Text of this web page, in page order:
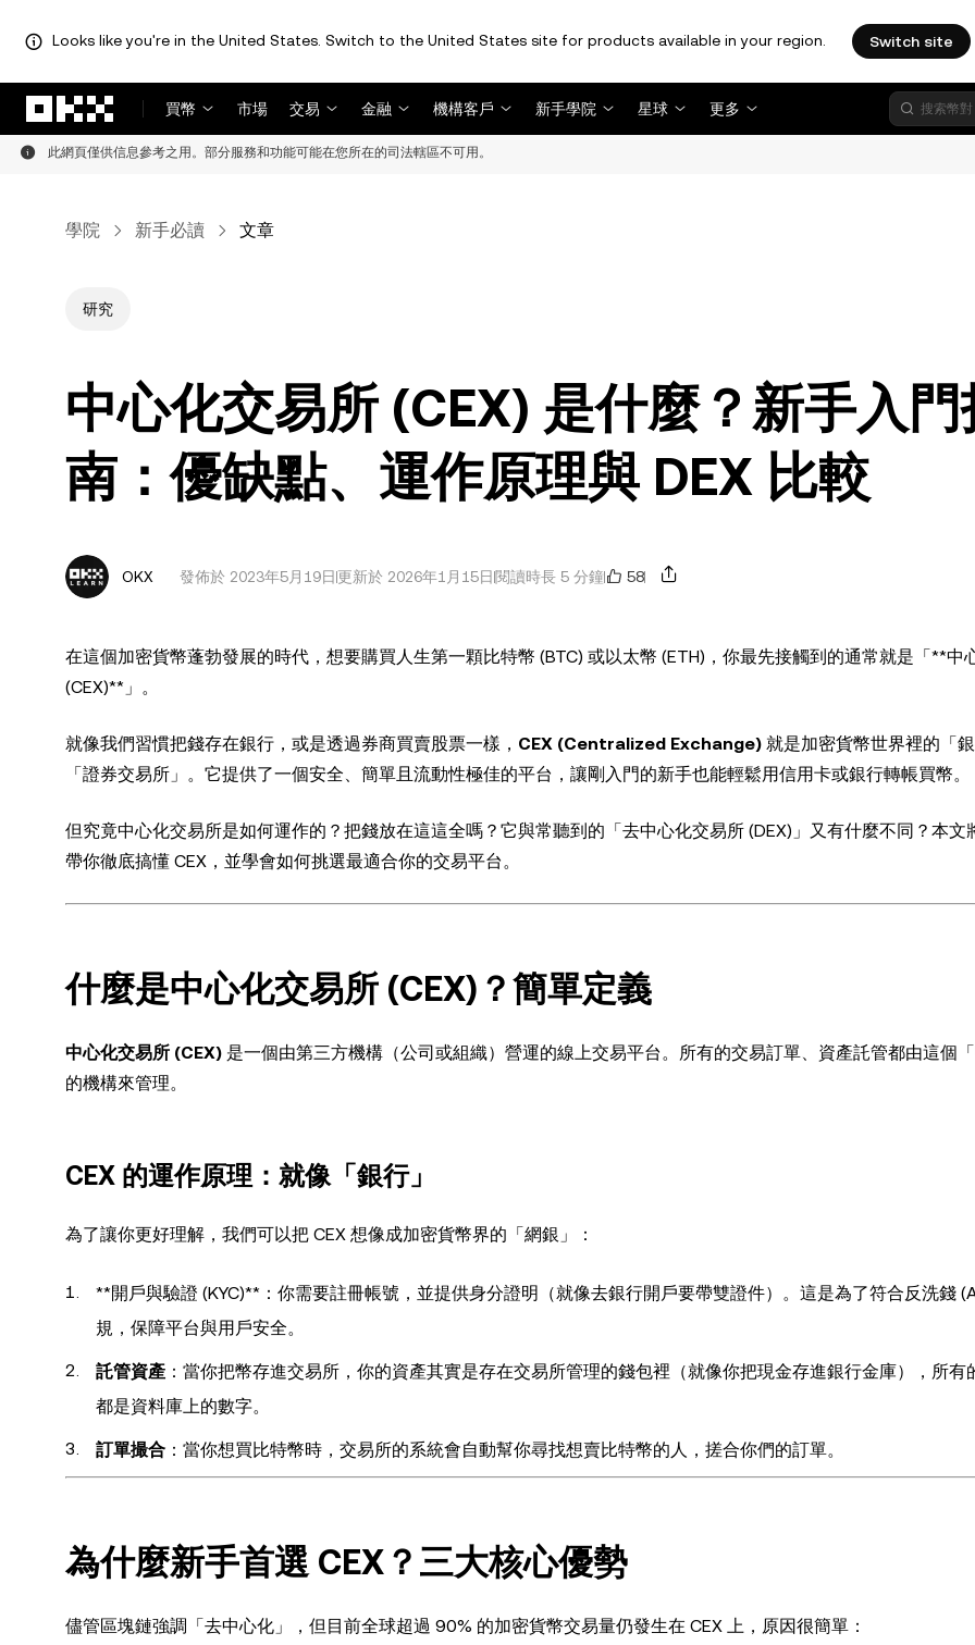
Looks like you're in the United States. Switch to the United States site for products available in your region. Switch site
買幣
市場 交易 金融 機構客戶 新手學院 星球 更多
此網頁僅供信息參考之用。部分服務和功能可能在您所在的司法轄區不可用。
學院 新手必讀 文章
研究
中心化交易所 (CEX) 是什麼？新手入門
南：優缺點、運作原理與 DEX 比較
OKX 發佈於 2023年5月19日 更新於 2026年1月15日 閱讀時長 5 分鐘 58
在這個加密貨幣蓬勃發展的時代，想要購買人生第一顆比特幣 (BTC) 或以太幣 (ETH)，你最先接觸到的通常就是「**中
(CEX)**」。
就像我們習慣把錢存在銀行，或是透過券商買賣股票一樣， CEX (Centralized Exchange) 就是加密貨幣世界裡的「
「證券交易所」。它提供了一個安全、簡單且流動性極佳的平台，讓剛入門的新手也能輕鬆用信用卡或銀行轉帳買幣。
但究竟中心化交易所是如何運作的？把錢放在這這全嗎？它與常聽到的「去中心化交易所 (DEX)」又有什麼不同？本文
帶你徹底搞懂 CEX，並學會如何挑選最適合你的交易平台。
什麼是中心化交易所 (CEX)？簡單定義
中心化交易所 (CEX) 是一個由第三方機構（公司或組織）營運的線上交易平台。所有的交易訂單、資產託管都由這個「
的機構來管理。
CEX 的運作原理：就像「銀行」
為了讓你更好理解，我們可以把 CEX 想像成加密貨幣界的「網銀」：
**開戶與驗證 (KYC)**：你需要註冊帳號，並提供身分證明（就像去銀行開戶要帶雙證件）。這是為了符合反洗錢
規，保障平台與用戶安全。
託管資產 ：當你把幣存進交易所，你的資產其實是存在交易所管理的錢包裡（就像你把現金存進銀行金庫），所有
都是資料庫上的數字。
訂單撮合 ：當你想買比特幣時，交易所的系統會自動幫你尋找想賣比特幣的人，搓合你們的訂單。
為什麼新手首選 CEX？三大核心優勢
儘管區塊鏈強調「去中心化」，但目前全球超過 90% 的加密貨幣交易量仍發生在 CEX 上，原因很簡單：